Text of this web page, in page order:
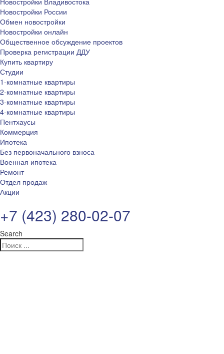
Новостройки России
Обмен новостройки
Новостройки онлайн
Общественное обсуждение проектов
Проверка регистрации ДДУ
Купить квартиру
Студии
1-комнатные квартиры
2-комнатные квартиры
3-комнатные квартиры
4-комнатные квартиры
Пентхаусы
Коммерция
Ипотека
Без первоначального взноса
Военная ипотека
Ремонт
Отдел продаж
Акции
+7 (423) 280-02-07
Search